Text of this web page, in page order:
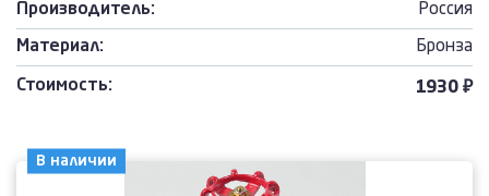
Производитель: Россия
Материал: Бронза
Стоимость: 1930 ₽
В наличии